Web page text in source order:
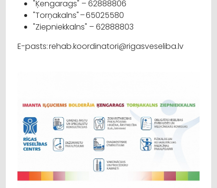
"Ķengarags" – 62888806
"Torņakalns" – 65025580
"Ziepniekkalns" – 62888803
E-pasts: rehab.koordinatori@rigasveseliba.lv